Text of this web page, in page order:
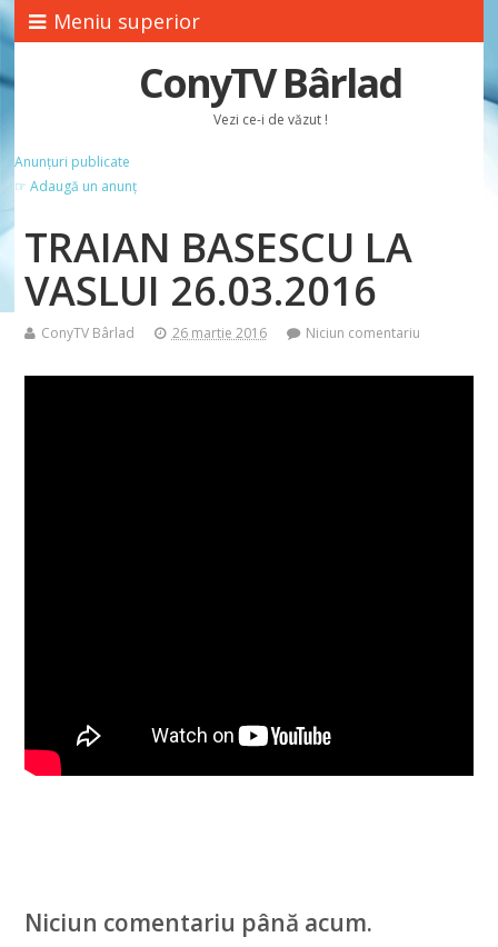
Meniu superior
ConyTV Bârlad
Vezi ce-i de văzut !
Anunțuri publicate
☞ Adaugă un anunț
TRAIAN BASESCU LA
VASLUI 26.03.2016
ConyTV Bârlad 26 martie 2016 Niciun comentariu
Niciun comentariu până acum.